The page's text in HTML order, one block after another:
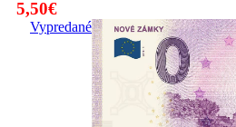
5,50€
Vypredané